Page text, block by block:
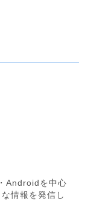
Androidを中心
情報を発信し